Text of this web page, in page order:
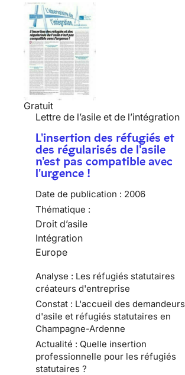
Gratuit
Lettre de l’asile et de l’intégration
L'insertion des réfugiés et
des régularisés de l'asile
n'est pas compatible avec
l'urgence !
Date de publication : 2006
Thématique :
Droit d’asile
Intégration
Europe
Analyse : Les réfugiés statutaires
créateurs d'entreprise
Constat : L'accueil des demandeurs
d'asile et réfugiés statutaires en
Champagne-Ardenne
Actualité : Quelle insertion
professionnelle pour les réfugiés
statutaires ?